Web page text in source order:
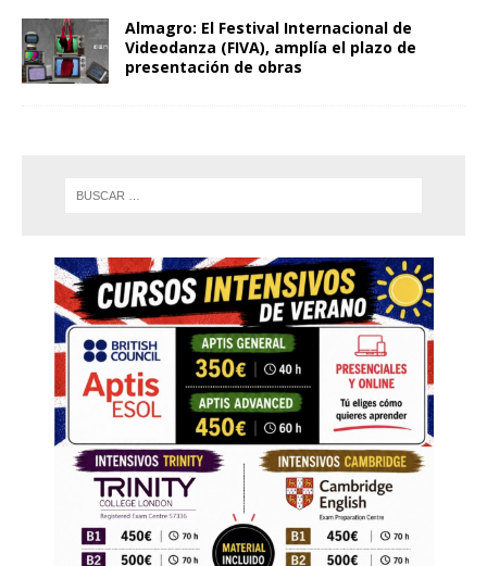
Almagro: El Festival Internacional de
Videodanza (FIVA), amplía el plazo de
presentación de obras